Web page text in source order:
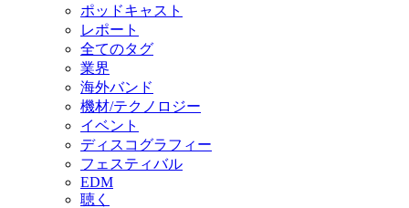
ポッドキャスト
レポート
全てのタグ
業界
海外バンド
機材/テクノロジー
イベント
ディスコグラフィー
フェスティバル
EDM
聴く